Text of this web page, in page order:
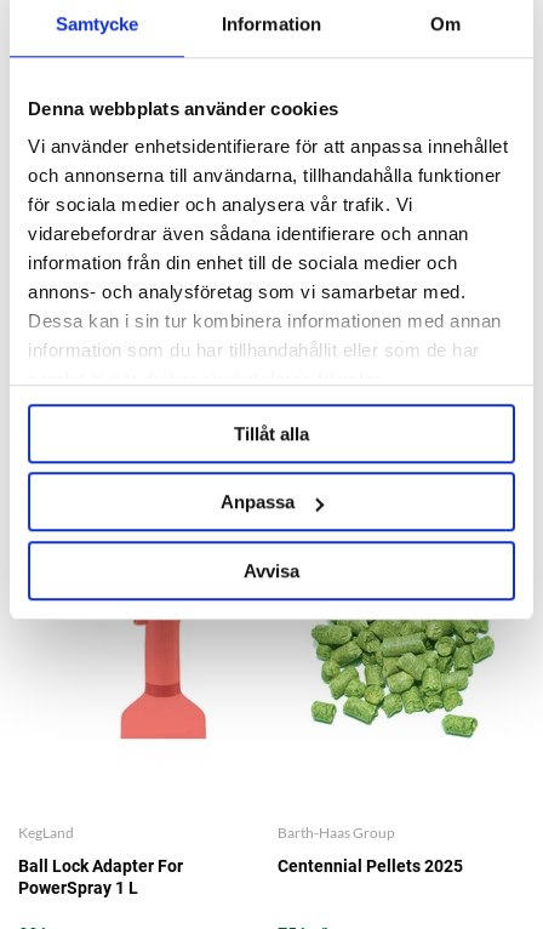
Samtycke Information Om
Denna webbplats använder cookies
Vi använder enhetsidentifierare för att anpassa innehållet
och annonserna till användarna, tillhandahålla funktioner
för sociala medier och analysera vår trafik. Vi
vidarebefordrar även sådana identifierare och annan
information från din enhet till de sociala medier och
annons- och analysföretag som vi samarbetar med.
Dessa kan i sin tur kombinera informationen med annan
information som du har tillhandahållit eller som de har
Tillåt alla
Anpassa
Avvisa
KegLand
Nukatap Flow Control
KegLand
KegLand
Ball Lock Adapter For
PowerSpray 1 L
Barth-Haas Group
Centennial Pellets 2025